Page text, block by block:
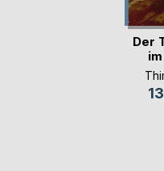
Der